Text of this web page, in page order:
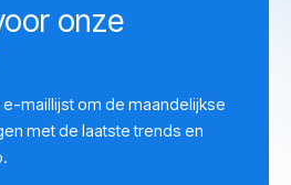
onze
maillijst om de maandelijkse
met de laatste trends en